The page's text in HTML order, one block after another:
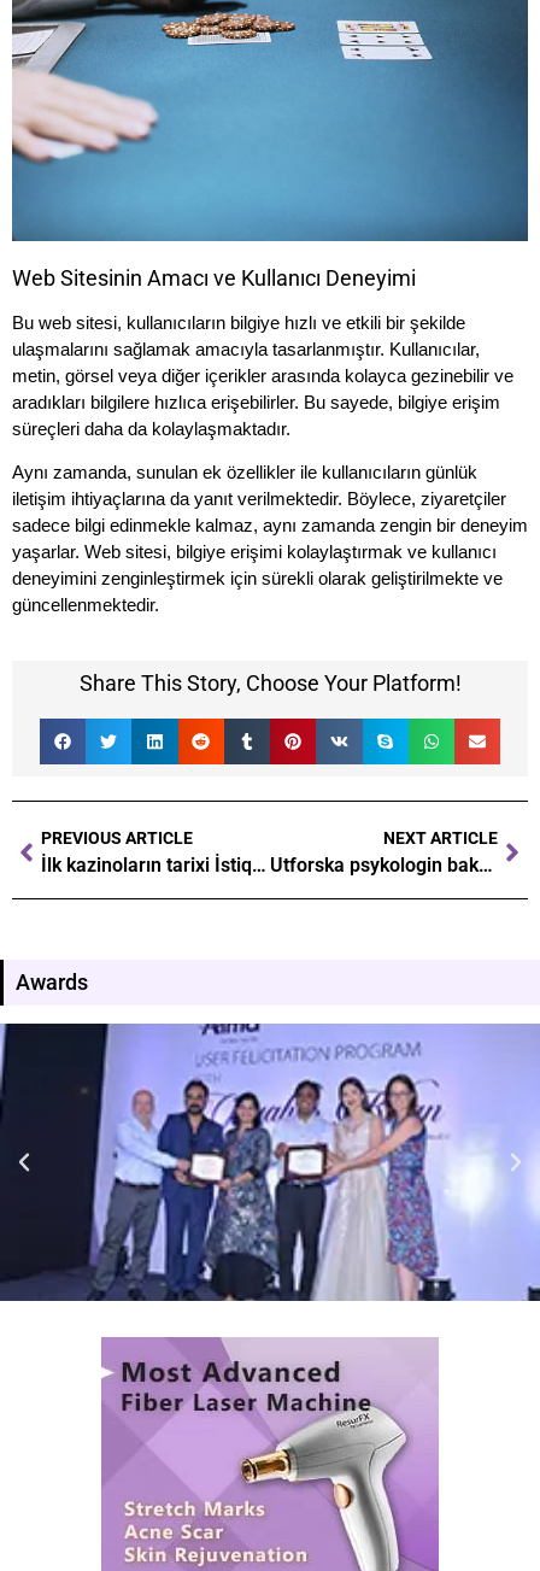
Web Sitesinin Amacı ve Kullanıcı Deneyimi
Bu web sitesi, kullanıcıların bilgiye hızlı ve etkili bir şekilde
ulaşmalarını sağlamak amacıyla tasarlanmıştır. Kullanıcılar,
metin, görsel veya diğer içerikler arasında kolayca gezinebilir ve
aradıkları bilgilere hızlıca erişebilirler. Bu sayede, bilgiye erişim
süreçleri daha da kolaylaşmaktadır.
Aynı zamanda, sunulan ek özellikler ile kullanıcıların günlük
iletişim ihtiyaçlarına da yanıt verilmektedir. Böylece, ziyaretçiler
sadece bilgi edinmekle kalmaz, aynı zamanda zengin bir deneyim
yaşarlar. Web sitesi, bilgiye erişimi kolaylaştırmak ve kullanıcı
deneyimini zenginleştirmek için sürekli olarak geliştirilmekte ve
güncellenmektedir.
Share This Story, Choose Your Platform!
PREVIOUS ARTICLE
İlk kazinoların tarixi İstiqamət və inkişaf yolları
NEXT ARTICLE
Utforska psykologin bakom casinospel Vad får spelare att återvända
Awards